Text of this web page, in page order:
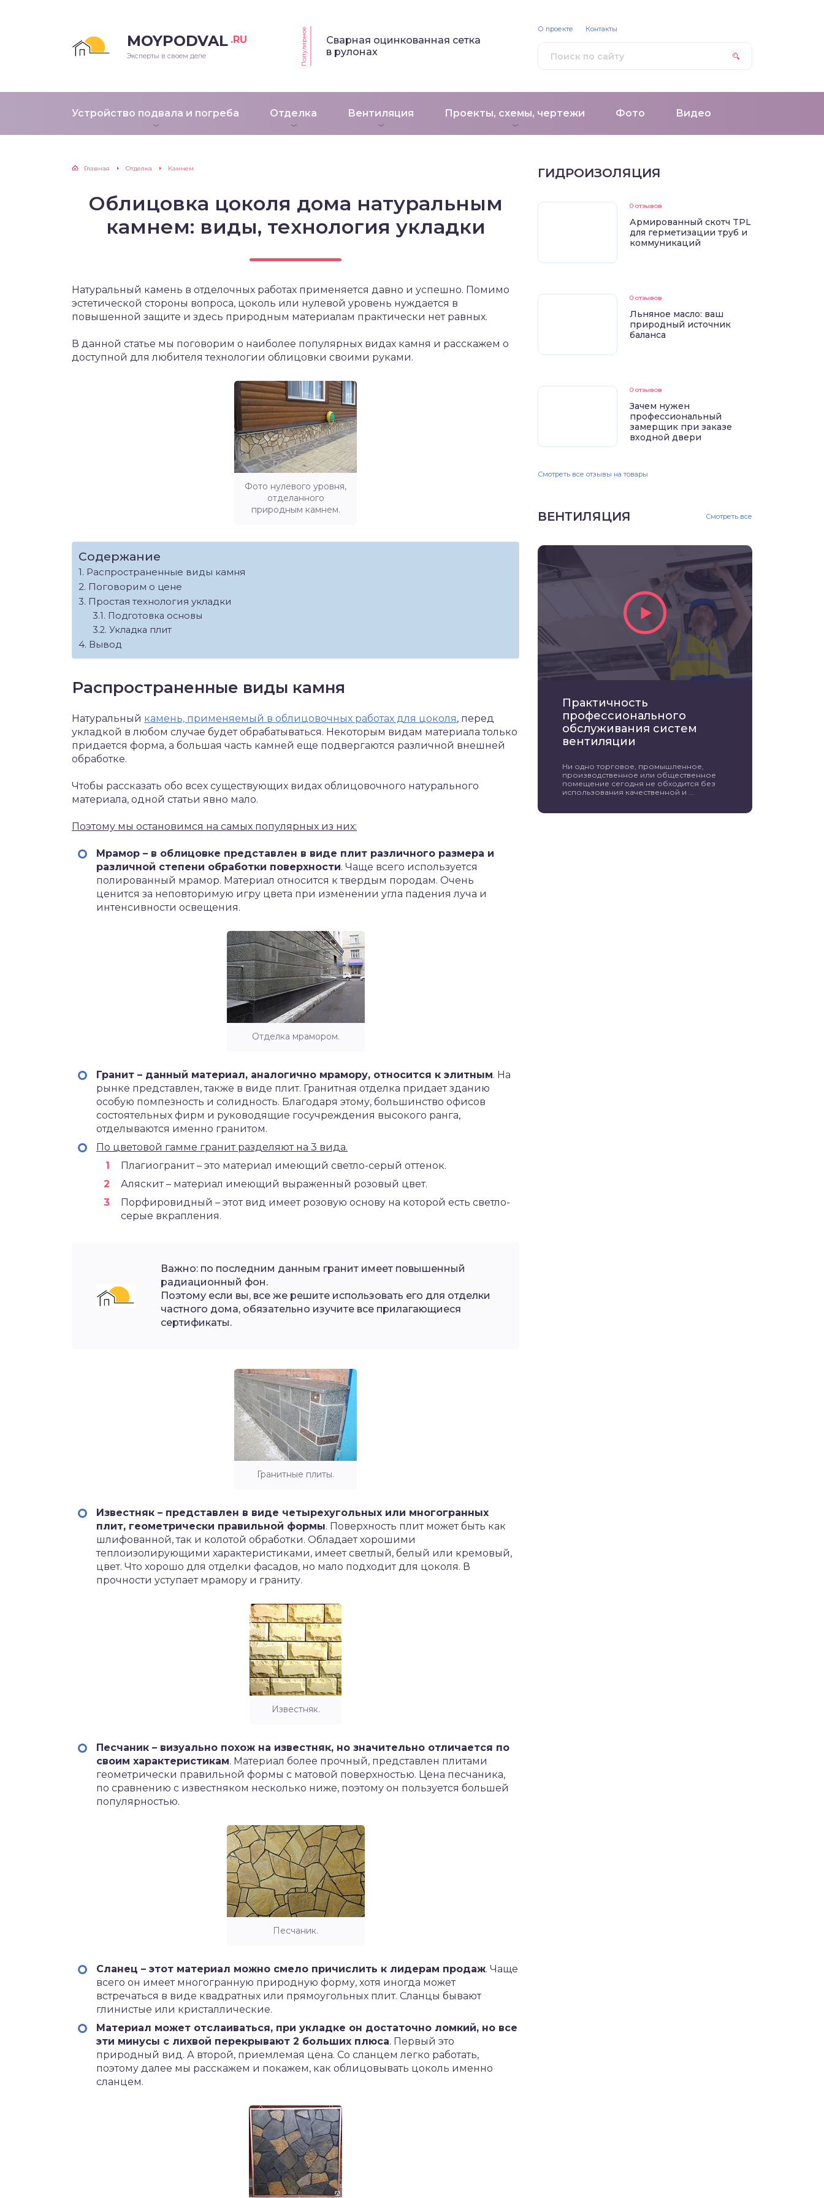
MOYPODVAL .RU
Эксперты в своем деле Популярное
Сварная оцинкованная сетка
в рулонах
Устройство подвала и погреба Отделка Вентиляция Проекты, схемы, чертежи Фото Видео
О проекте Контакты
Главная Отделка Камнем
Облицовка цоколя дома натуральным
камнем: виды, технология укладки
Натуральный камень в отделочных работах применяется давно и успешно. Помимо
эстетической стороны вопроса, цоколь или нулевой уровень нуждается в
повышенной защите и здесь природным материалам практически нет равных.
В данной статье мы поговорим о наиболее популярных видах камня и расскажем о
доступной для любителя технологии облицовки своими руками.
Фото нулевого уровня,
отделанного
природным камнем.
Содержание
Распространенные виды камня
Поговорим о цене
Простая технология укладки
Подготовка основы
Укладка плит
Вывод
Распространенные виды камня
Натуральный камень, применяемый в облицовочных работах для цоколя, перед
укладкой в любом случае будет обрабатываться. Некоторым видам материала только
придается форма, а большая часть камней еще подвергаются различной внешней
обработке.
Чтобы рассказать обо всех существующих видах облицовочного натурального
материала, одной статьи явно мало.
Поэтому мы остановимся на самых популярных из них:
Мрамор – в облицовке представлен в виде плит различного размера и
различной степени обработки поверхности. Чаще всего используется
полированный мрамор. Материал относится к твердым породам. Очень
ценится за неповторимую игру цвета при изменении угла падения луча и
интенсивности освещения.
Отделка мрамором.
Гранит – данный материал, аналогично мрамору, относится к элитным. На
рынке представлен, также в виде плит. Гранитная отделка придает зданию
особую помпезность и солидность. Благодаря этому, большинство офисов
состоятельных фирм и руководящие госучреждения высокого ранга,
отделываются именно гранитом.
По цветовой гамме гранит разделяют на 3 вида.
Плагиогранит – это материал имеющий светло-серый оттенок.
Аляскит – материал имеющий выраженный розовый цвет.
Порфировидный – этот вид имеет розовую основу на которой есть светло-
серые вкрапления.
Важно: по последним данным гранит имеет повышенный
радиационный фон.
Поэтому если вы, все же решите использовать его для отделки
частного дома, обязательно изучите все прилагающиеся
сертификаты.
Гранитные плиты.
Известняк – представлен в виде четырехугольных или многогранных
плит, геометрически правильной формы. Поверхность плит может быть как
шлифованной, так и колотой обработки. Обладает хорошими
теплоизолирующими характеристиками, имеет светлый, белый или кремовый,
цвет. Что хорошо для отделки фасадов, но мало подходит для цоколя. В
прочности уступает мрамору и граниту.
Известняк.
Песчаник – визуально похож на известняк, но значительно отличается по
своим характеристикам. Материал более прочный, представлен плитами
геометрически правильной формы с матовой поверхностью. Цена песчаника,
по сравнению с известняком несколько ниже, поэтому он пользуется большей
популярностью.
Песчаник.
Сланец – этот материал можно смело причислить к лидерам продаж. Чаще
всего он имеет многогранную природную форму, хотя иногда может
встречаться в виде квадратных или прямоугольных плит. Сланцы бывают
глинистые или кристаллические.
Материал может отслаиваться, при укладке он достаточно ломкий, но все
эти минусы с лихвой перекрывают 2 больших плюса. Первый это
природный вид. А второй, приемлемая цена. Со сланцем легко работать,
поэтому далее мы расскажем и покажем, как облицовывать цоколь именно
сланцем.
ГИДРОИЗОЛЯЦИЯ
0 отзывов
Армированный скотч TPL
для герметизации труб и
коммуникаций
0 отзывов
Льняное масло: ваш
природный источник
баланса
0 отзывов
Зачем нужен
профессиональный
замерщик при заказе
входной двери
Смотреть все отзывы на товары
ВЕНТИЛЯЦИЯ Смотреть все
Практичность
профессионального
обслуживания систем
вентиляции
Ни одно торговое, промышленное,
производственное или общественное
помещение сегодня не обходится без
использования качественной и ...